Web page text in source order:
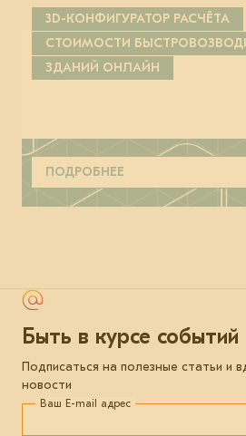
3D-КОНФИГУРАТОР РАСЧЁТА
СТОИМОСТИ
ЗДАНИЙ ОНЛАЙН
ПОДРОБНЕЕ
Быть в курсе событий
Подписаться на полезные статьи и
новости
Ваш E-mail адрес